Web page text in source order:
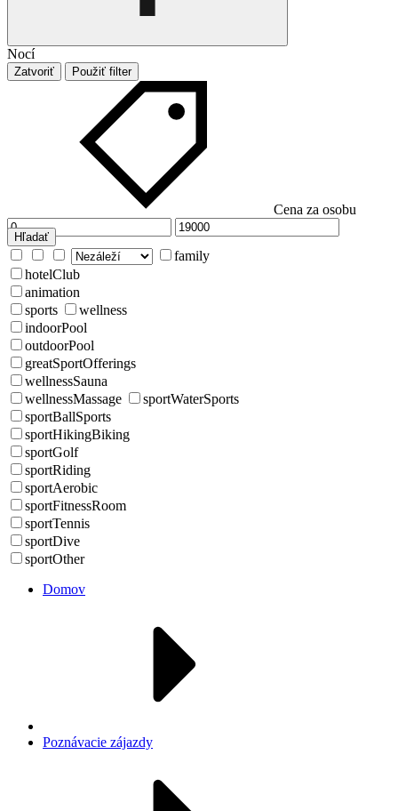
Nocí
Zatvoriť Použiť filter
Cena za osobu
Hľadať
family
hotelClub
animation
sports
wellness
indoorPool
outdoorPool
greatSportOfferings
wellnessSauna
wellnessMassage
sportWaterSports
sportBallSports
sportHikingBiking
sportGolf
sportRiding
sportAerobic
sportFitnessRoom
sportTennis
sportDive
sportOther
Domov
Poznávacie zájazdy